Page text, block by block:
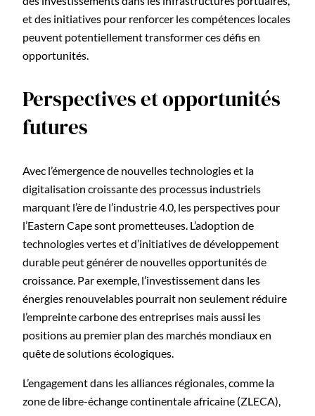
et des initiatives pour renforcer les compétences locales
peuvent potentiellement transformer ces défis en
opportunités.
Perspectives et opportunités
futures
Avec l’émergence de nouvelles technologies et la
digitalisation croissante des processus industriels
marquant l’ère de l’industrie 4.0, les perspectives pour
l’Eastern Cape sont prometteuses. L’adoption de
technologies vertes et d’initiatives de développement
durable peut générer de nouvelles opportunités de
croissance. Par exemple, l’investissement dans les
énergies renouvelables pourrait non seulement réduire
l’empreinte carbone des entreprises mais aussi les
positions au premier plan des marchés mondiaux en
quête de solutions écologiques.
L’engagement dans les alliances régionales, comme la
zone de libre-échange continentale africaine (ZLECA),